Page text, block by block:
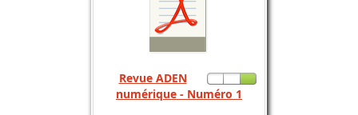
Revue ADEN
numérique - Numéro 1